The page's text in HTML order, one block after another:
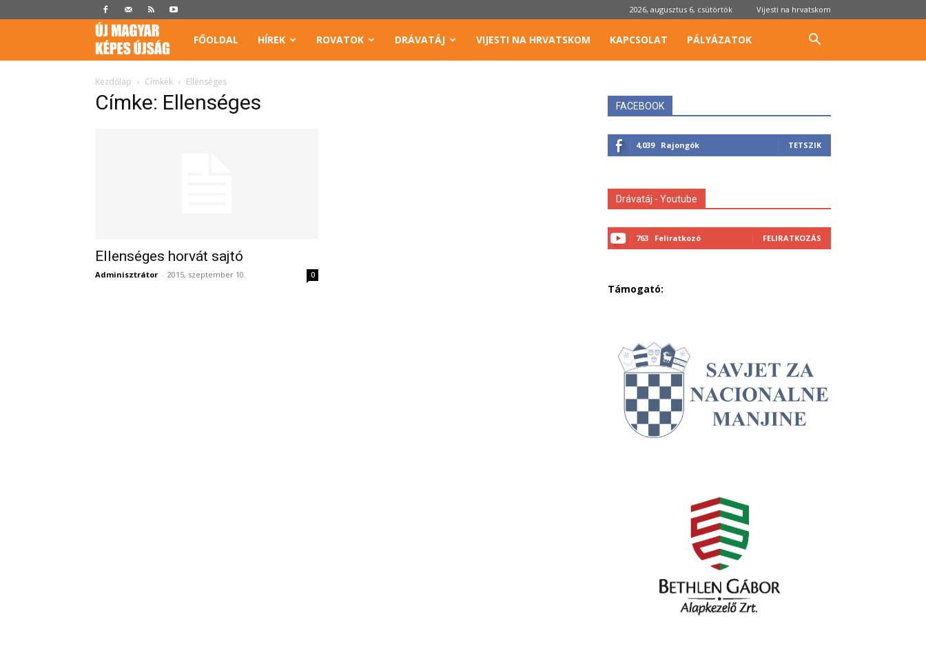
2026, augusztus 6, csütörtök Vijesti na hrvatskom
Képes
Újság
FŐOLDAL HÍREK ROVATOK DRÁVATÁJ VIJESTI NA HRVATSKOM KAPCSOLAT PÁLYÁZATOK
Kezdőlap Címkék Ellenséges
Címke: Ellenséges
Ellenséges horvát sajtó
Adminisztrátor - 2015, szeptember 10. 0
FACEBOOK
4,039 Rajongók TETSZIK
Drávatáj - Youtube
763 Feliratkozó FELIRATKOZÁS
Támogató: